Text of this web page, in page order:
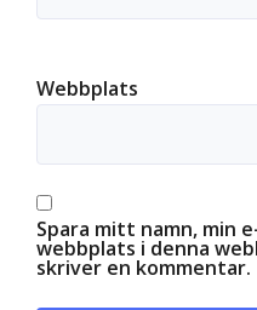
Webbplats
Spara mitt namn, min
webbplats i denna
skriver en kommentar.